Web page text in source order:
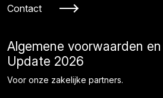
Contact
Algemene voorwaarden en
Update 2026
Voor onze zakelijke partners.